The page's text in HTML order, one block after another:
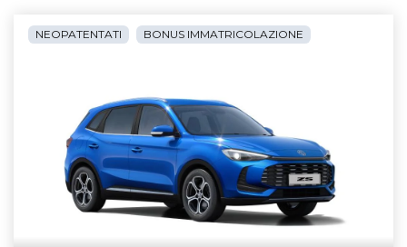
NEOPATENTATI BONUS IMMATRICOLAZIONE